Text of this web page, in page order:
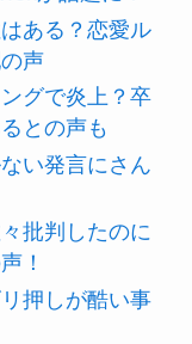
ある？恋愛ル
声
グで炎上？卒
との声も
い発言にさん
批判したのに
！
押しが酷い事